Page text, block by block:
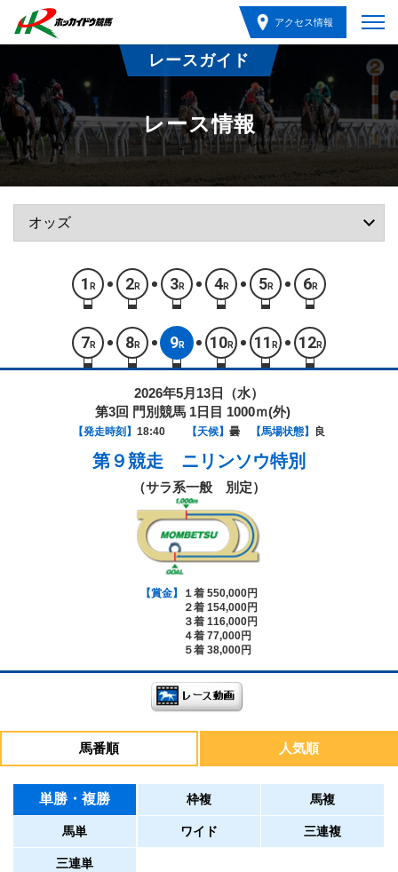
アクセス情報
レースガイド
レース情報
1 R 2R 3R 4R 5R 6R
7 R 8R 9R 10R 11 R 12R
2026年5月13日（水）
第3回 門別競馬 1日目 1000ｍ(外)
【発走時刻】 18:40 【天候】 曇 【馬場状態】 良
第９競走 ニリンソウ特別
（サラ系一般 別定）
【賞金】
１着 550,000円
２着 154,000円
３着 116,000円
４着 77,000円
５着 38,000円
馬番順 人気順
単勝・複勝 枠複 馬複
馬単 ワイド 三連複
三連単